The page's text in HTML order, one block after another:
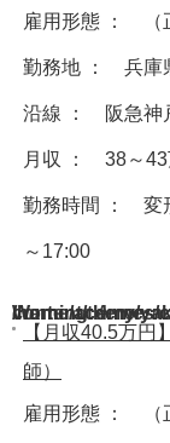
雇用形態 ： （
勤務地 ： 兵庫
沿線 ： 阪急神
月収 ： 38～43
勤務時間 ： 変
～17:00
Warning: A non-
/home/acdmy/yaku-rec.com/
【月収40.5万円
師）
雇用形態 ： （